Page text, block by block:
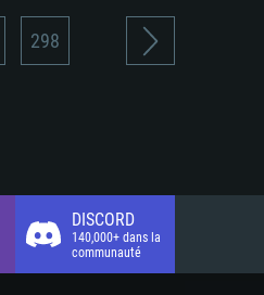
298
DISCORD
140,000+ dans la
communauté